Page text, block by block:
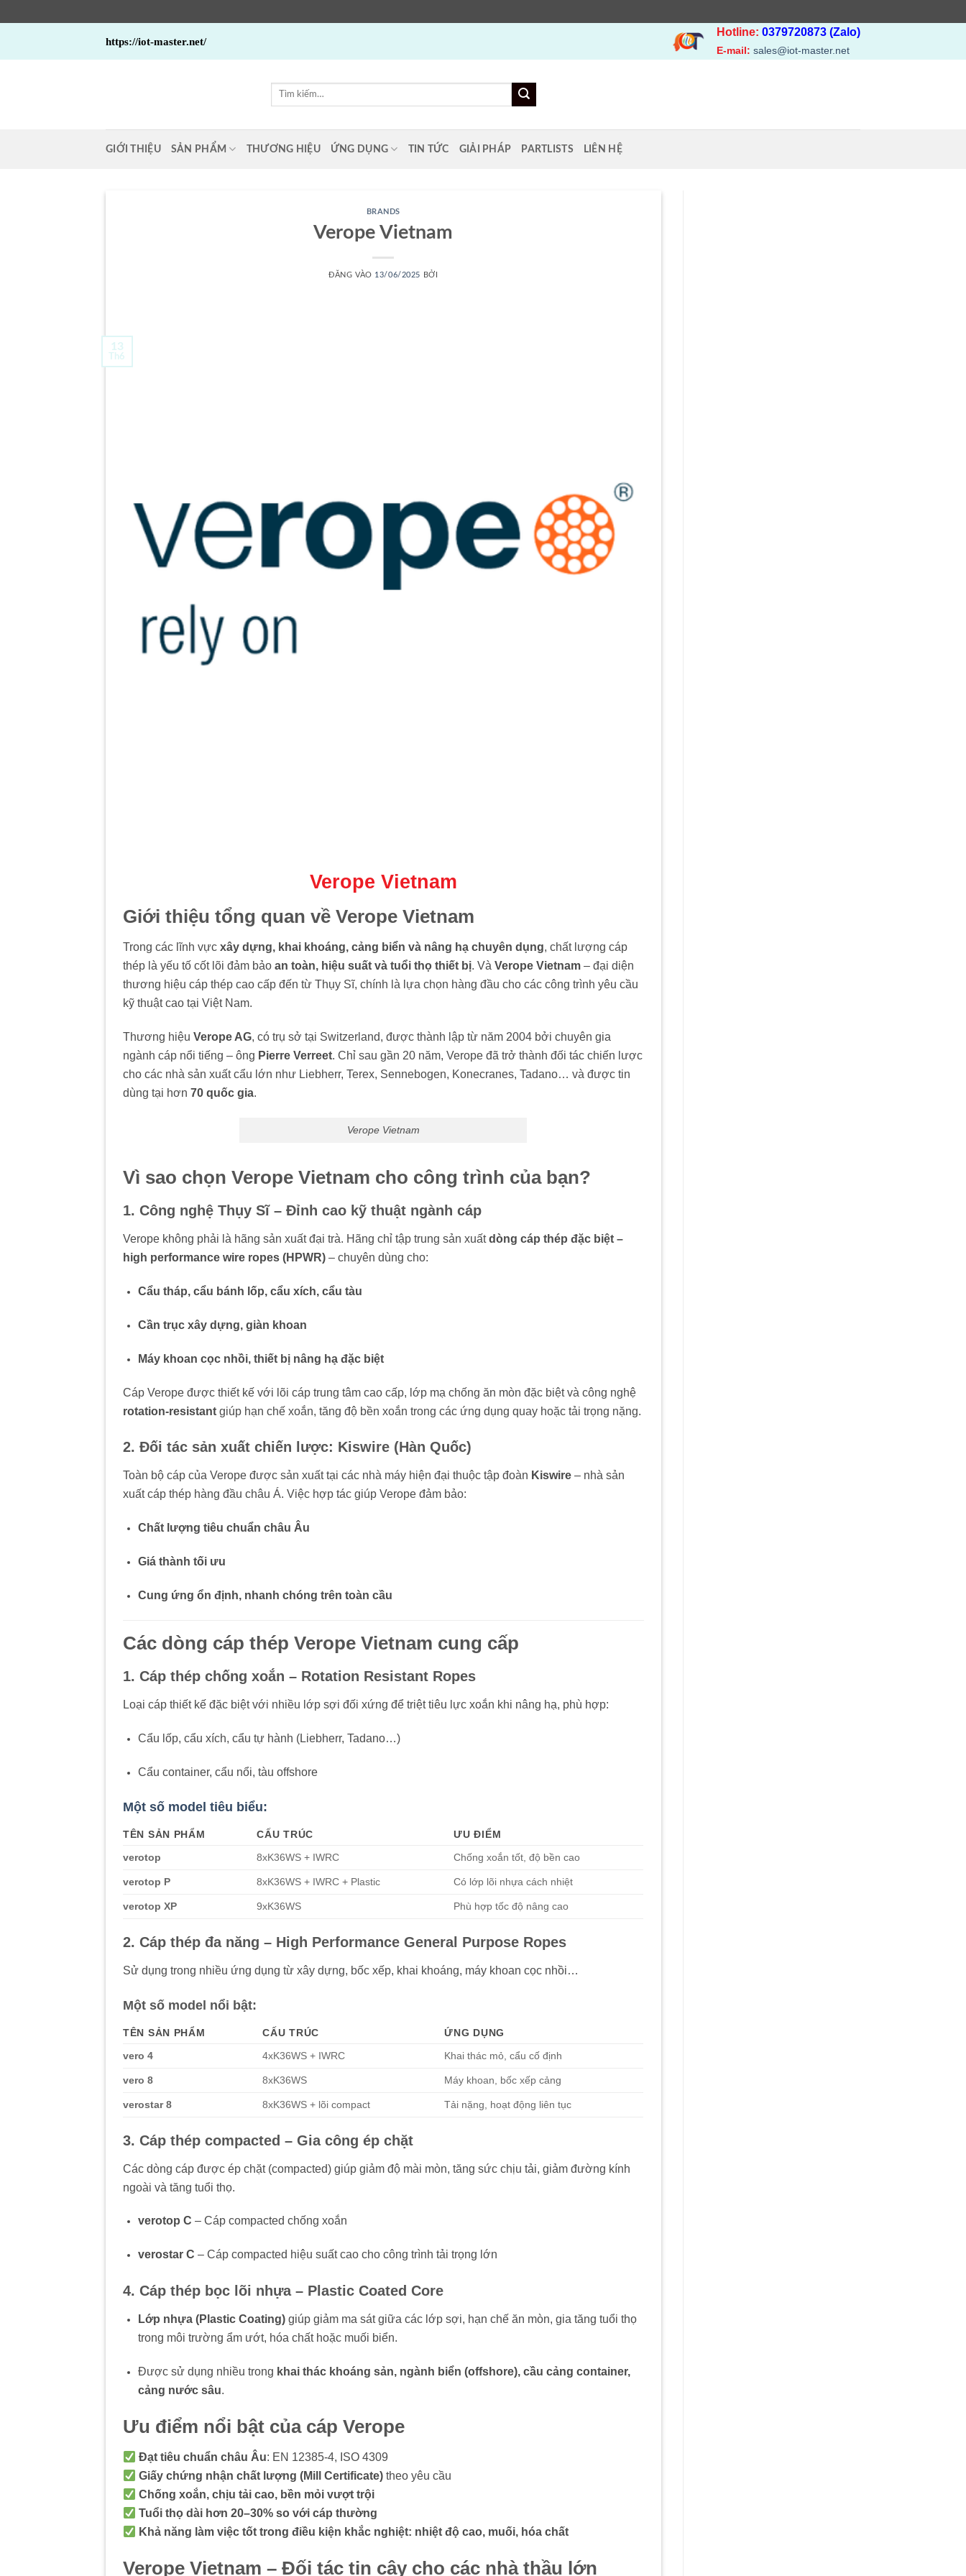
https://iot-master.net/
Hotline: 0379720873 (Zalo)
E-mail: sales@iot-master.net
Tìm
GIỚI THIỆU SẢN PHẨM THƯƠNG HIỆU ỨNG DỤNG TIN TỨC GIẢI PHÁP PARTLISTS LIÊN HỆ
BRANDS
Verope Vietnam
ĐĂNG VÀO 13/06/2025 BỞI
13
Th6
Verope Vietnam
Giới thiệu tổng quan về Verope Vietnam
Trong các lĩnh vực xây dựng, khai khoáng, cảng biển và nâng hạ chuyên dụng, chất lượng cáp
thép là yếu tố cốt lõi đảm bảo an toàn, hiệu suất và tuổi thọ thiết bị. Và Verope Vietnam – đại diện
thương hiệu cáp thép cao cấp đến từ Thụy Sĩ, chính là lựa chọn hàng đầu cho các công trình yêu cầu
kỹ thuật cao tại Việt Nam.
Thương hiệu Verope AG, có trụ sở tại Switzerland, được thành lập từ năm 2004 bởi chuyên gia
ngành cáp nổi tiếng – ông Pierre Verreet. Chỉ sau gần 20 năm, Verope đã trở thành đối tác chiến lược
cho các nhà sản xuất cẩu lớn như Liebherr, Terex, Sennebogen, Konecranes, Tadano… và được tin
dùng tại hơn 70 quốc gia.
Verope Vietnam
Vì sao chọn Verope Vietnam cho công trình của bạn?
1. Công nghệ Thụy Sĩ – Đỉnh cao kỹ thuật ngành cáp
Verope không phải là hãng sản xuất đại trà. Hãng chỉ tập trung sản xuấtdòng cáp thép đặc biệt –
high performance wire ropes (HPWR) – chuyên dùng cho:
Cẩu tháp, cẩu bánh lốp, cẩu xích, cẩu tàu
Cần trục xây dựng, giàn khoan
Máy khoan cọc nhồi, thiết bị nâng hạ đặc biệt
Cáp Verope được thiết kế với lõi cáp trung tâm cao cấp, lớp mạ chống ăn mòn đặc biệt và công nghệ
rotation-resistant giúp hạn chế xoắn, tăng độ bền xoắn trong các ứng dụng quay hoặc tải trọng nặng.
2. Đối tác sản xuất chiến lược: Kiswire (Hàn Quốc)
Toàn bộ cáp của Verope được sản xuất tại các nhà máy hiện đại thuộc tập đoàn Kiswire – nhà sản
xuất cáp thép hàng đầu châu Á. Việc hợp tác giúp Verope đảm bảo:
Chất lượng tiêu chuẩn châu Âu
Giá thành tối ưu
Cung ứng ổn định, nhanh chóng trên toàn cầu
Các dòng cáp thép Verope Vietnam cung cấp
1. Cáp thép chống xoắn – Rotation Resistant Ropes
Loại cáp thiết kế đặc biệt với nhiều lớp sợi đối xứng để triệt tiêu lực xoắn khi nâng hạ, phù hợp:
Cẩu lốp, cẩu xích, cẩu tự hành (Liebherr, Tadano…)
Cẩu container, cẩu nổi, tàu offshore
Một số model tiêu biểu:
TÊN SẢN PHẨM CẤU TRÚC
ƯU ĐIỂM
verotop
8xK36WS + IWRC Chống xoắn tốt, độ bền cao
verotop P 8xK36WS + IWRC + Plastic Có lớp lõi nhựa cách nhiệt
verotop XP 9xK36WS Phù hợp tốc độ nâng cao
2. Cáp thép đa năng – High Performance General Purpose Ropes
Sử dụng trong nhiều ứng dụng từ xây dựng, bốc xếp, khai khoáng, máy khoan cọc nhồi…
Một số model nổi bật:
TÊN SẢN PHẨM CẤU TRÚC
ỨNG DỤNG
vero 4
4xK36WS + IWRC Khai thác mỏ, cẩu cố định
vero 8 8xK36WS Máy khoan, bốc xếp cảng
verostar 8 8xK36WS + lõi compact Tải nặng, hoạt động liên tục
3. Cáp thép compacted – Gia công ép chặt
Các dòng cáp được ép chặt (compacted) giúp giảm độ mài mòn, tăng sức chịu tải, giảm đường kính
ngoài và tăng tuổi thọ.
verotop C – Cáp compacted chống xoắn
verostar C – Cáp compacted hiệu suất cao cho công trình tải trọng lớn
4. Cáp thép bọc lõi nhựa – Plastic Coated Core
Lớp nhựa (Plastic Coating)giúp giảm ma sát giữa các lớp sợi, hạn chế ăn mòn, gia tăng tuổi thọ
trong môi trường ẩm ướt, hóa chất hoặc muối biển.
Được sử dụng nhiều trong khai thác khoáng sản, ngành biển (offshore), cầu cảng container,
cảng nước sâu.
Ưu điểm nổi bật của cáp Verope
Đạt tiêu chuẩn châu Âu: EN 12385-4, ISO 4309
Giấy chứng nhận chất lượng (Mill Certificate) theo yêu cầu
Chống xoắn, chịu tải cao, bền mỏi vượt trội
Tuổi thọ dài hơn 20–30% so với cáp thường
Khả năng làm việc tốt trong điều kiện khắc nghiệt: nhiệt độ cao, muối, hóa chất
Verope Vietnam – Đối tác tin cậy cho các nhà thầu lớn